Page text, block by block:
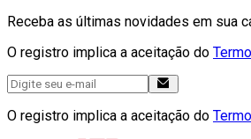
Receba as últimas novidades em sua
O registro implica a aceitação do
O registro implica a aceitação do